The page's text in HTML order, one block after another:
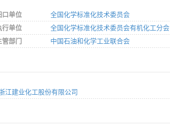
口单位
全国化学标准化技术委员会
行单位
全国化学标准化技术委员会有机化工分会
管部门
中国石油和化学工业联合会
江建业化工股份有限公司